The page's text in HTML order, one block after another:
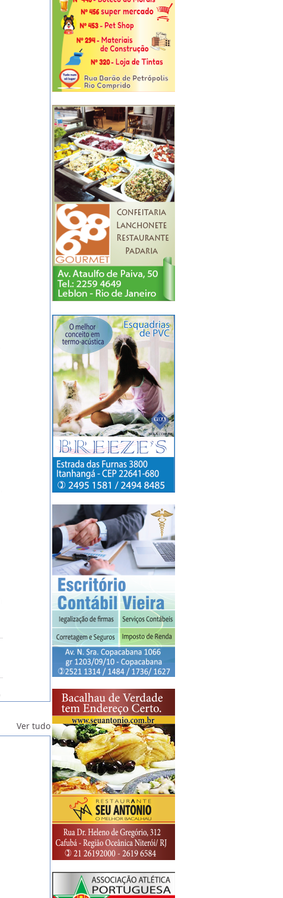
Ver tudo